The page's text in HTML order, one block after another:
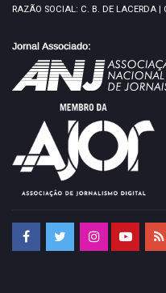
RAZÃO SOCIAL: C. B. DE LACERDA